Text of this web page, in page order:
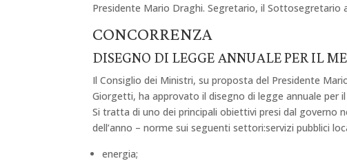
Presidente Mario Draghi. Segretario, il Sottosegretario
CONCORRENZA
DISEGNO DI LEGGE ANNUALE PER IL
Il Consiglio dei Ministri, su proposta del Presidente
Giorgetti, ha approvato il disegno di legge annuale per
Si tratta di uno dei principali obiettivi presi dal governo
dell’anno – norme sui seguenti settori:servizi pubblici
energia;